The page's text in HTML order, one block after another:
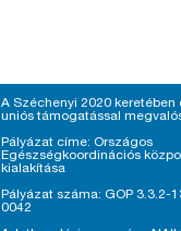
A Széchenyi 2020 keretében
uniós támogatással
Pályázat címe: Országos
Egészségkoordinációs
kialakítása
Pályázat száma: GOP 3.3.2-
0042